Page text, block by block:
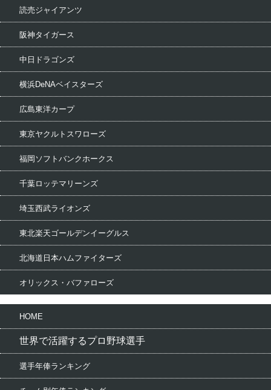
読売ジャイアンツ
阪神タイガース
中日ドラゴンズ
横浜DeNAベイスターズ
広島東洋カープ
東京ヤクルトスワローズ
福岡ソフトバンクホークス
千葉ロッテマリーンズ
埼玉西武ライオンズ
東北楽天ゴールデンイーグルス
北海道日本ハムファイターズ
オリックス・バファローズ
HOME
世界で活躍するプロ野球選手
選手年俸ランキング